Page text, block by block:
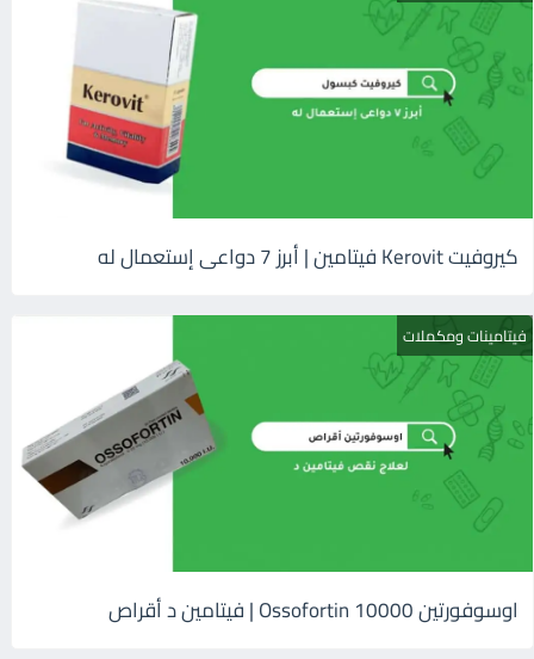
كيروفيت Kerovit فيتامين | أبرز 7 دواعى إستعمال له
فيتامينات ومكملات
اوسوفورتين 10000 Ossofortin | فيتامين د أقراص